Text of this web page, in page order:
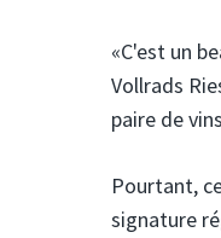
«C'est un
Vollrads
paire de
Pourtant,
signature